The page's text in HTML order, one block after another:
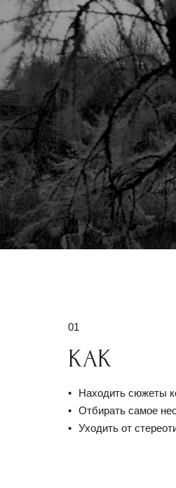
01
КАК
Находить сюжеты
Отбирать самое
Уходить от